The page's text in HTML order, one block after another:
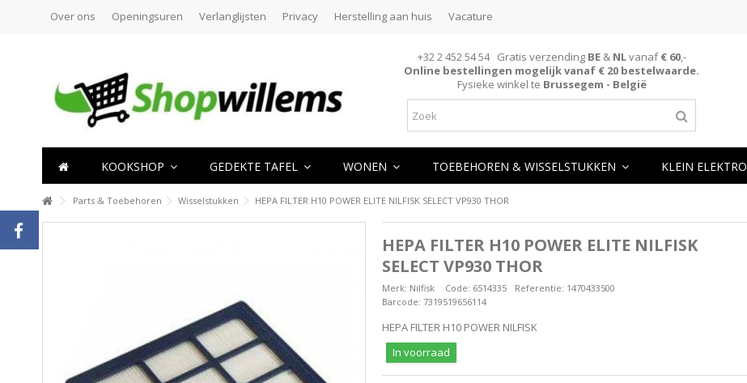
Over ons Openingsuren Verlanglijsten Privacy Herstelling aan huis Vacature
+32 2 452 54 54 Gratis verzending BE& NLvanaf€ 60,-
Online bestellingen mogelijk vanaf € 20 bestelwaarde.
Fysieke winkel te Brussegem - België
KOOKSHOP GEDEKTE TAFEL WONEN TOEBEHOREN & WISSELSTUKKEN KLEIN ELEKTRO
Parts & Toebehoren Wisselstukken HEPA FILTER H10 POWER ELITE NILFISK SELECT VP930 THOR
HEPA FILTER H10 POWER ELITE NILFISK
SELECT VP930 THOR
Merk: Nilfisk Code: 6514335 Referentie: 1470433500
Barcode: 7319519656114
HEPA FILTER H10 POWER NILFISK
In voorraad